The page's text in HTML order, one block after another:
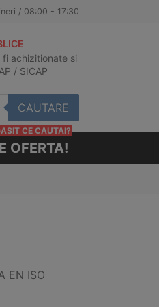
/ 08:00 - 17:30
achizitionate si
/ SICAP
CAUTARE
OFERTA!
CE CAUTAI?
EN ISO